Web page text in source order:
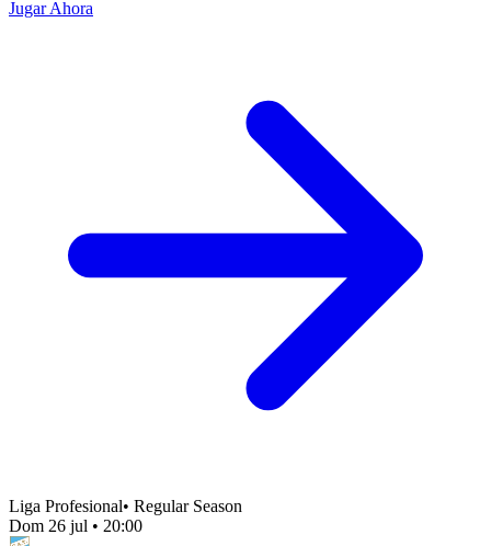
Jugar Ahora
Liga Profesional• Regular Season
Dom 26 jul • 20:00